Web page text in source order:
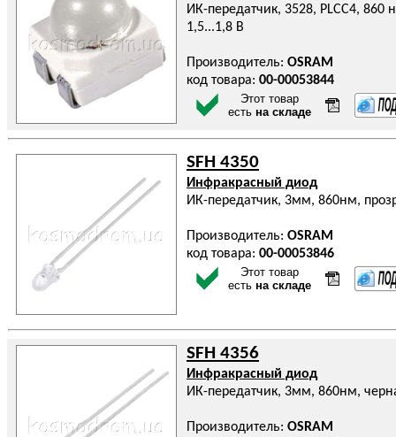
ИК-передатчик, 3528, PLCC4, 860
1,5...1,8 В
Производитель: OSRAM
код товара: 00-00053844
Этот товар
есть на складе
SFH 4350
Инфракрасный диод
ИК-передатчик, 3мм, 860нм,
Производитель: OSRAM
код товара: 00-00053846
Этот товар
есть на складе
SFH 4356
Инфракрасный диод
ИК-передатчик, 3мм, 860нм,
Производитель: OSRAM